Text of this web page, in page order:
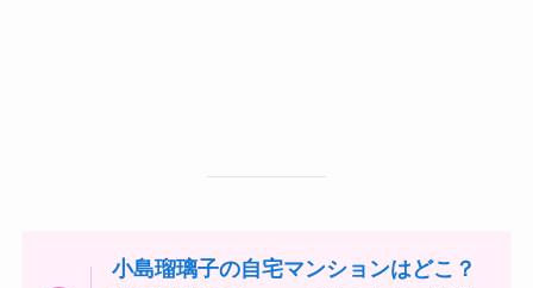
小島瑠璃子の自宅マンションはどこ？